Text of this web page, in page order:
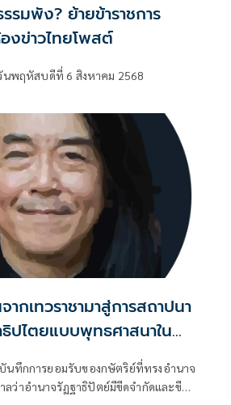
รมพัง? ย้ายข้าราชการ
งข่าวไทยโพสต์
นพฤหัสบดีที่ 6 สิงหาคม 2568
ากเทวราชามาสู่การสถาปนา
ปไตยแบบพุทธศาสนาใน
สามัญผลสูตรในฐานะทฤษฎี
าจรัฐเหนือแรงงานและ
นทึกการยอมรับของกษัตริย์ที่ทรงอำนาจ
ว่าอำนาจรัฏฐาธิปัตย์มีขีดจำกัดและขีด